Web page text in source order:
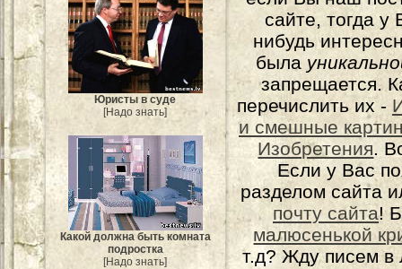
Юристы в суде
[Надо знать]
Какой должна быть комната
подростка
[Надо знать]
сайте, тогда
нибудь
была
запрещается.
перечислить их -
и смешные
Изобретения.
Если у Вас
разделом сайта
почту сайта!
малюсенькой
т.д? Жду писем в